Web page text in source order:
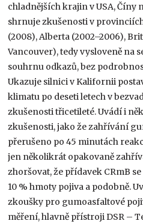
chladnějších krajin v USA, Číny
shrnuje zkušenosti v
(2008), Alberta (2002–2006),
Vancouver), tedy vysloveně na
souhrnu odkazů, bez
Ukazuje silnici v Kalifornii
klimatu po deseti letech v
zkušenosti třicetileté. Uvádí i
zkušenosti, jako že zahřívání
přerušeno po 45 minutách
jen několikrát opakovaně
zhoršovat, že přídavek CRmB
10 % hmoty pojiva a podobně.
zkoušky pro gumoasfaltové
měření, hlavně přístroji DSR –